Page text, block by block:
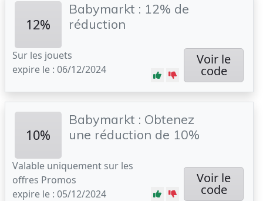
12%
Babymarkt : 12% de
réduction
Sur les jouets
expire le : 06/12/2024
Voir le
code
10%
Babymarkt : Obtenez
une réduction de 10%
Valable uniquement sur les
offres Promos
expire le : 05/12/2024
Voir le
code